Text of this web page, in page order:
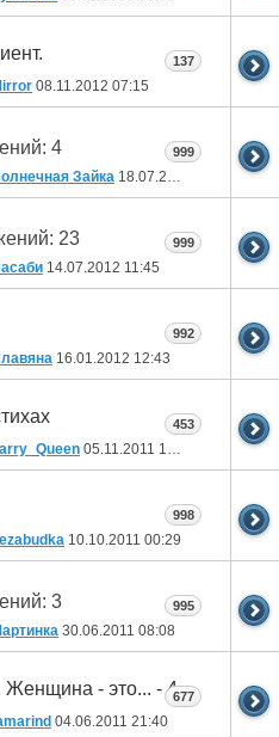
08.11.2012 07:15
137
Зайка 18.07.2012
999
14.07.2012 11:45
999
16.01.2012 12:43
992
05.11.2011 15:19
453
10.10.2011 00:29
998
30.06.2011 08:08
995
Женщина - это... - 4
04.06.2011 21:40
677